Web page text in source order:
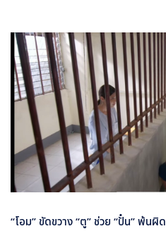
“โอม” ขัดขวาง “ตู” ช่วย “ปั๋น” พ้นผิด